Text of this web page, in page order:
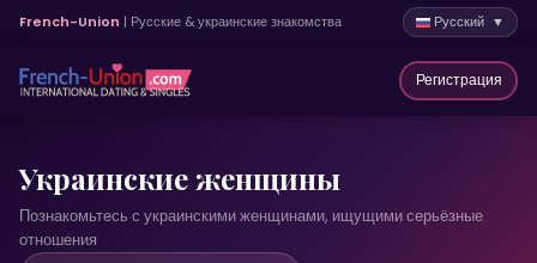
French-Union | Русские & украинские знакомства Русский ▼
Регистрация
Украинские женщины
Познакомьтесь с украинскими женщинами, ищущими серьёзные
отношения